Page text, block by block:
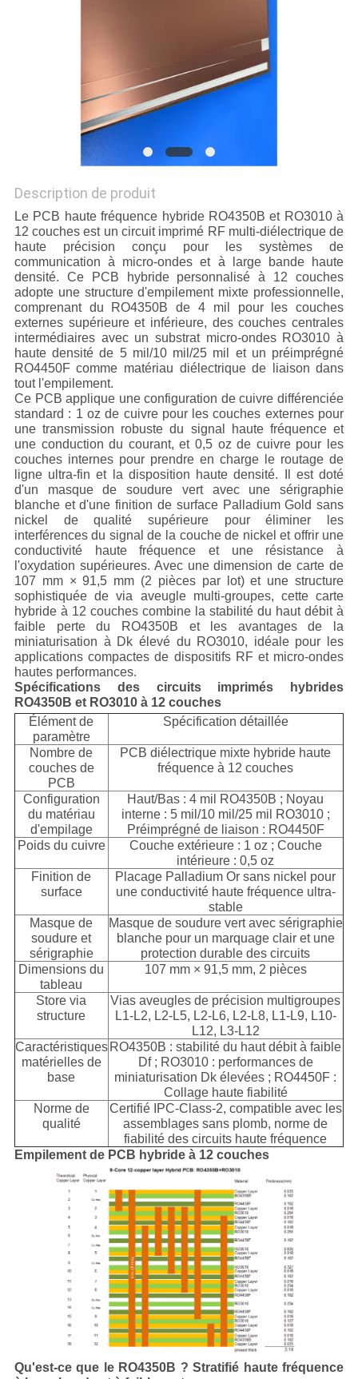
DE
CONFIDENTIALITÉ
Description de produit
Le PCB haute fréquence hybride RO4350B et RO3010 à
12 couches est un circuit imprimé RF multi-diélectrique de
haute précision conçu pour les systèmes de
communication à micro-ondes et à large bande haute
densité. Ce PCB hybride personnalisé à 12 couches
adopte une structure d'empilement mixte professionnelle,
comprenant du RO4350B de 4 mil pour les couches
externes supérieure et inférieure, des couches centrales
intermédiaires avec un substrat micro-ondes RO3010 à
haute densité de 5 mil/10 mil/25 mil et un préimprégné
RO4450F comme matériau diélectrique de liaison dans
tout l'empilement.
Ce PCB applique une configuration de cuivre différenciée
standard : 1 oz de cuivre pour les couches externes pour
une transmission robuste du signal haute fréquence et
une conduction du courant, et 0,5 oz de cuivre pour les
couches internes pour prendre en charge le routage de
ligne ultra-fin et la disposition haute densité. Il est doté
d'un masque de soudure vert avec une sérigraphie
blanche et d'une finition de surface Palladium Gold sans
nickel de qualité supérieure pour éliminer les
interférences du signal de la couche de nickel et offrir une
conductivité haute fréquence et une résistance à
l'oxydation supérieures. Avec une dimension de carte de
107 mm × 91,5 mm (2 pièces par lot) et une structure
sophistiquée de via aveugle multi-groupes, cette carte
hybride à 12 couches combine la stabilité du haut débit à
faible perte du RO4350B et les avantages de la
miniaturisation à Dk élevé du RO3010, idéale pour les
applications compactes de dispositifs RF et micro-ondes
hautes performances.
Spécifications des circuits imprimés hybrides
RO4350B et RO3010 à 12 couches
Élément de
paramètre
Spécification détaillée
Nombre de
couches de
PCB
PCB diélectrique mixte hybride haute
fréquence à 12 couches
Configuration
du matériau
d'empilage
Haut/Bas : 4 mil RO4350B ; Noyau
interne : 5 mil/10 mil/25 mil RO3010 ;
Préimprégné de liaison : RO4450F
Poids du cuivre
Couche extérieure : 1 oz ; Couche
intérieure : 0,5 oz
Finition de
surface
Placage Palladium Or sans nickel pour
une conductivité haute fréquence ultra-
stable
Masque de
soudure et
sérigraphie
Masque de soudure vert avec sérigraphie
blanche pour un marquage clair et une
protection durable des circuits
Dimensions du
tableau
107 mm × 91,5 mm, 2 pièces
Store via
structure
Vias aveugles de précision multigroupes
L1-L2, L2-L5, L2-L6, L2-L8, L1-L9, L10-
L12, L3-L12
Caractéristiques
matérielles de
base
RO4350B : stabilité du haut débit à faible
Df ; RO3010 : performances de
miniaturisation Dk élevées ; RO4450F :
Collage haute fiabilité
Norme de
qualité
Certifié IPC-Class-2, compatible avec les
assemblages sans plomb, norme de
fiabilité des circuits haute fréquence
Empilement de PCB hybride à 12 couches
Qu'est-ce que le RO4350B ? Stratifié haute fréquence